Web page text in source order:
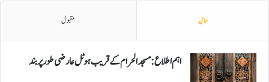
حالیہ مقبول
اہم اطلاع: مسجد الحرام کے قریب ہوٹل عارضی طور پر بند